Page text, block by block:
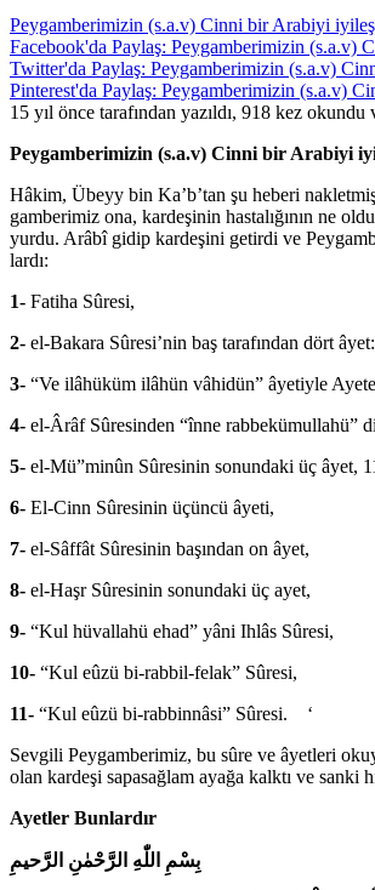
Peygamberimizin (s.a.v) Cinni bir Arabiyi
Facebook'da Paylaş: Peygamberimizin
Twitter'da Paylaş: Peygamberimizin (s.a.v)
Pinterest'da Paylaş: Peygamberimizin (s.a.v)
15 yıl önce tarafından yazıldı, 918 kez okundu
Peygamberimizin (s.a.v) Cinni bir Arabiyi
Hâkim, Übeyy bin Ka’b’tan şu heberi
gamberimiz ona, kardeşinin hastalığının ne
yurdu. Arâbî gidip kardeşini getirdi ve
lardı:
1- Fatiha Sûresi,
2- el-Bakara Sûresi’nin baş tarafından dört
3- “Ve ilâhüküm ilâhün vâhidün” âyetiyle
4- el-Ârâf Sûresinden “înne rabbekümullahü”
5- el-Mü”minûn Sûresinin sonundaki üç âyet,
6- El-Cinn Sûresinin üçüncü âyeti,
7- el-Sâffât Sûresinin başından on âyet,
8- el-Haşr Sûresinin sonundaki üç ayet,
9- “Kul hüvallahü ehad” yâni Ihlâs Sûresi,
10- “Kul eûzü bi-rabbil-felak” Sûresi,
11- “Kul eûzü bi-rabbinnâsi” Sûresi. ‘
Sevgili Peygamberimiz, bu sûre ve âyetleri
olan kardeşi sapasağlam ayağa kalktı ve
Ayetler Bunlardır
بِسْمِ اللّٰهِ الرَّحْمٰنِ الرَّحيمِ